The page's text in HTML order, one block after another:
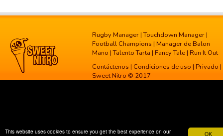
OK
This website uses cookies to ensure you get the best experience on our
Rugby Manager |Touchdown Manager |
Football Champions | Manager de Balon
Mano |Talento Tarta | Fancy Tale | Run It Out
Contáctenos | Condiciones de uso | Privado |
Sweet Nitro © 2017